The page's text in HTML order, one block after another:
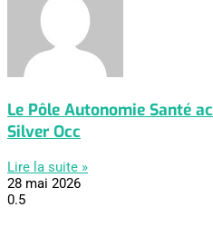
Le Pôle Autonomie Santé
Silver Occ
Lire la suite »
28 mai 2026